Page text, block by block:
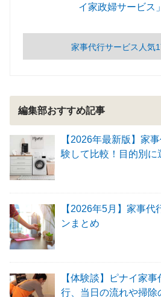
イ家政婦サービス」
家事代行サービス人気
編集部おすすめ記事
【2026年最新版】家
験して比較！目的別に
【2026年5月】家事
ンまとめ
【体験談】ピナイ家
行、当日の流れや掃